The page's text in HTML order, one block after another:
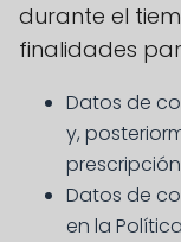
durante el
finalidades
Datos de
y,
Datos de
en la